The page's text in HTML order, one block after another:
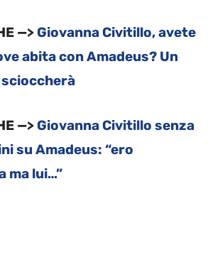
—>Giovanna Civitillo, avete
abita con Amadeus? Un
—>Giovanna Civitillo senza
su Amadeus: “ero
ma lui…”